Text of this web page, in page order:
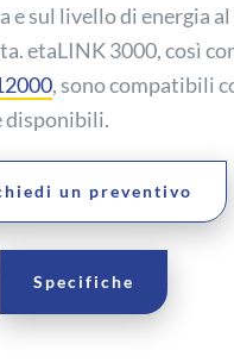
e sul livello di energia
etaLINK 3000, così
, sono compatibili
disponibili.
un preventivo
Specifiche